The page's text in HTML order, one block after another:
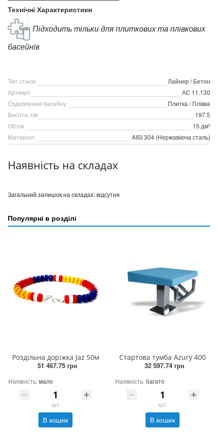
Технічні Характеристики
Підходить тільки для плиткових та плівкових
басейнiв
Тип стінок
Лайнер / Бетон
Артикул
АС 11.130
Оздоблення басейну
Плитка / Плівка
Висота, см
197.5
Об’єм
15 дм³
Матеріал
AISI 304 (Нержавіюча сталь)
Наявність на складах
Загальний залишок на складах:відсутня
Популярні в розділі
Роздільна доріжка Jaz 50м
51 467.75 грн
Наявність:мало
шт
В кошик
Стартова тумба Azury 400
32 597.74 грн
Наявність:багато
шт
В кошик